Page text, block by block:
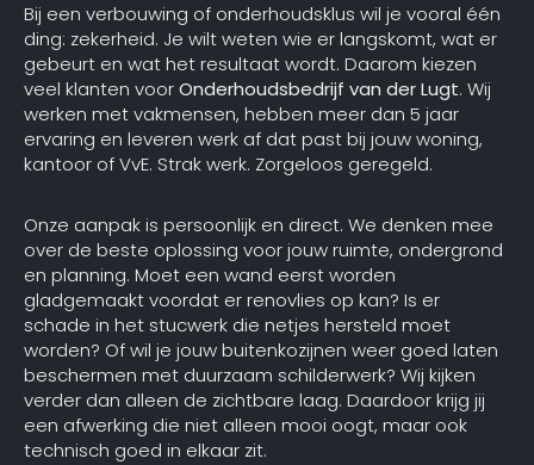
Bij een verbouwing of onderhoudsklus wil je vooral één
ding: zekerheid. Je wilt weten wie er langskomt, wat er
gebeurt en wat het resultaat wordt. Daarom kiezen
veel klanten voorOnderhoudsbedrijf van der Lugt. Wij
werken met vakmensen, hebben meer dan 5 jaar
ervaring en leveren werk af dat past bij jouw woning,
kantoor of VvE. Strak werk. Zorgeloos geregeld.
Onze aanpak is persoonlijk en direct. We denken mee
over de beste oplossing voor jouw ruimte, ondergrond
en planning. Moet een wand eerst worden
gladgemaakt voordat er renovlies op kan? Is er
schade in het stucwerk die netjes hersteld moet
worden? Of wil je jouw buitenkozijnen weer goed laten
beschermen met duurzaam schilderwerk? Wij kijken
verder dan alleen de zichtbare laag. Daardoor krijg jij
een afwerking die niet alleen mooi oogt, maar ook
technisch goed in elkaar zit.